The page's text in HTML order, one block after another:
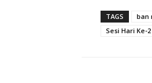
TAGS ban
Sesi Hari Ke-